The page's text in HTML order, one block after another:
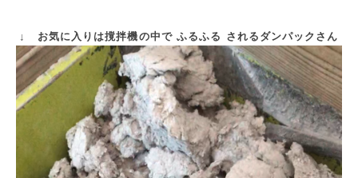
↓ お気に入りは撹拌機の中で ふるふる されるダンパックさん